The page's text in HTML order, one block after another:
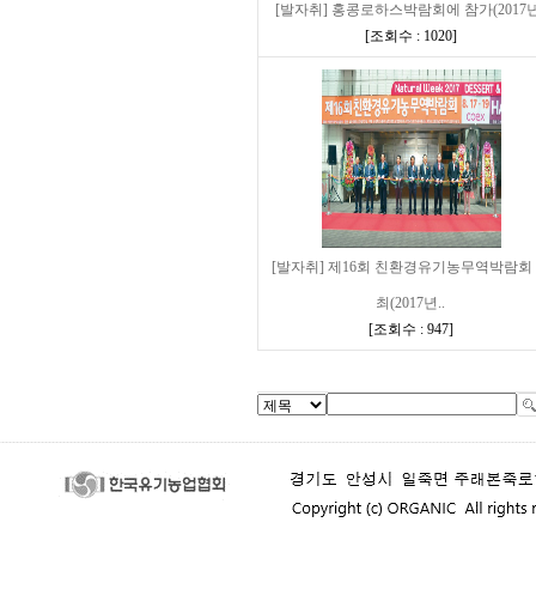
[발자취] 홍콩로하스박람회에 참가(2017
[조회수 : 1020]
[발자취] 제16회 친환경유기농무역박람회
최(2017년..
[조회수 : 947]